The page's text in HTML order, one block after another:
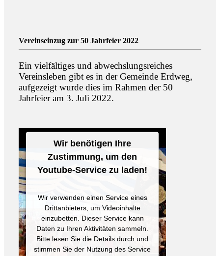
Vereinseinzug zur 50 Jahrfeier 2022
Ein vielfältiges und abwechslungsreiches
Vereinsleben gibt es in der Gemeinde Erdweg,
aufgezeigt wurde dies im Rahmen der 50
Jahrfeier am 3. Juli 2022.
Wir benötigen Ihre
Zustimmung, um den
Youtube-Service zu laden!
Wir verwenden einen Service eines
Drittanbieters, um Videoinhalte
einzubetten. Dieser Service kann
Daten zu Ihren Aktivitäten sammeln.
Bitte lesen Sie die Details durch und
stimmen Sie der Nutzung des Service